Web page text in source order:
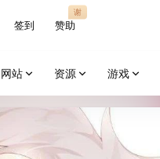
签到 赞助
谢
网站 资源 游戏